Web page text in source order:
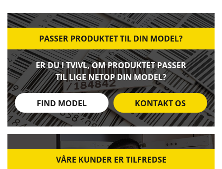
PASSER PRODUKTET TIL DIN MODEL?
ER DU I TVIVL, OM PRODUKTET PASSER
TIL LIGE NETOP DIN MODEL?
FIND MODEL KONTAKT OS
VÅRE KUNDER ER TILFREDSE